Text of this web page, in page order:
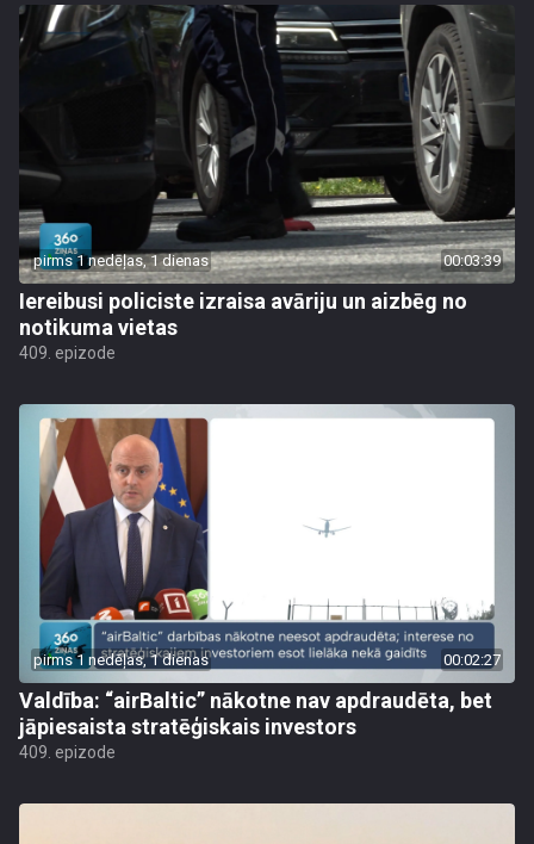
pirms 1 nedēļas, 1 dienas 00:03:39
Iereibusi policiste izraisa avāriju un aizbēg no
notikuma vietas
409. epizode
pirms 1 nedēļas, 1 dienas 00:02:27
Valdība: “airBaltic” nākotne nav apdraudēta, bet
jāpiesaista stratēģiskais investors
409. epizode